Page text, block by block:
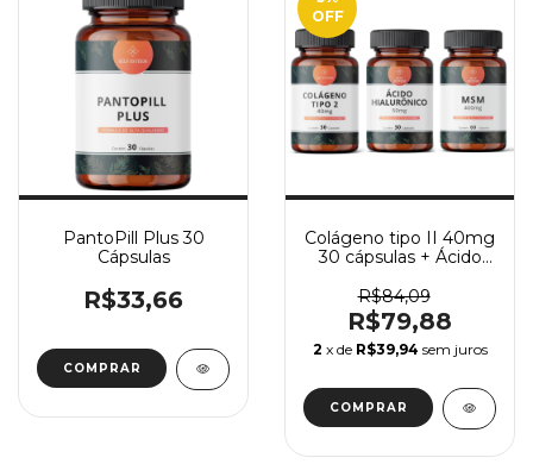
PantoPill Plus 30
Cápsulas
R$33,66
OFF
Colágeno tipo II 40mg
30 cápsulas + Ácido
cápsulas + MSM
400mg 60 cápsulas
R$84,09
R$79,88
2 x de R$39,94 sem juros